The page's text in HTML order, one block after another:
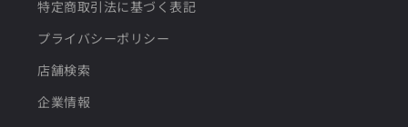
特定商取引法に基づく表記
プライバシーポリシー
店舗検索
企業情報